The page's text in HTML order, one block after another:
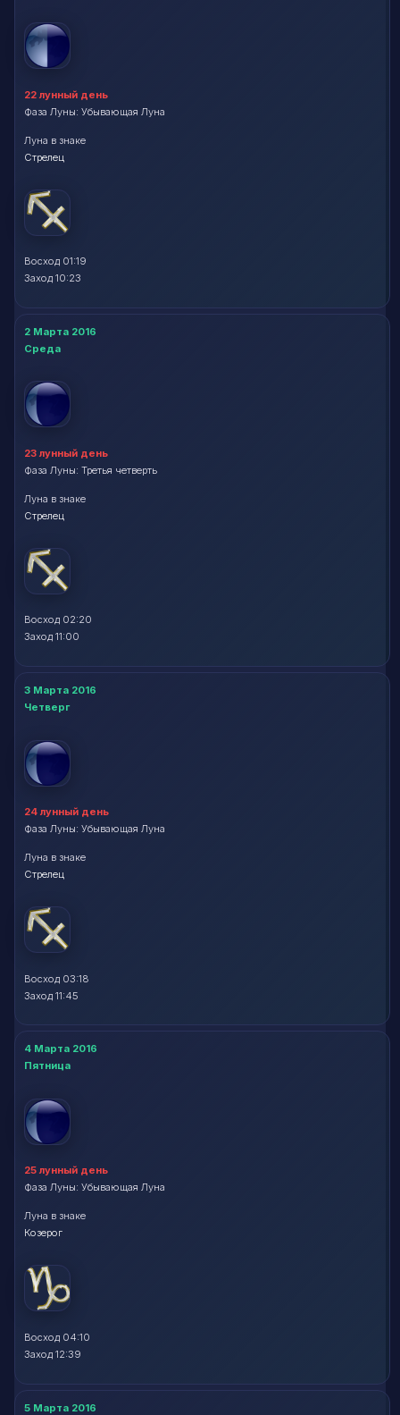
22 лунный день
Фаза Луны: Убывающая Луна
Луна в знаке
Стрелец
Восход 01:19
Заход 10:23
2 Марта 2016
Среда
23 лунный день
Фаза Луны: Третья четверть
Луна в знаке
Стрелец
Восход 02:20
Заход 11:00
3 Марта 2016
Четверг
24 лунный день
Фаза Луны: Убывающая Луна
Луна в знаке
Стрелец
Восход 03:18
Заход 11:45
4 Марта 2016
Пятница
25 лунный день
Фаза Луны: Убывающая Луна
Луна в знаке
Козерог
Восход 04:10
Заход 12:39
5 Марта 2016